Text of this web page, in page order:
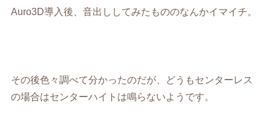
Auro3D導入後、音出ししてみたもののなんかイマイチ。
その後色々調べて分かったのだが、どうもセンターレス
の場合はセンターハイトは鳴らないようです。